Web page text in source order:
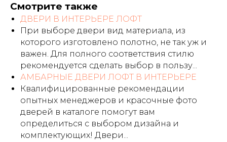
Смотрите также
ДВЕРИ В ИНТЕРЬЕРЕ ЛОФТ
При выборе двери вид материала, из
которого изготовлено полотно, не так уж и
важен. Для полного соответствия стилю
рекомендуется сделать выбор в пользу...
АМБАРНЫЕ ДВЕРИ ЛОФТ В ИНТЕРЬЕРЕ
Квалифицированные рекомендации
опытных менеджеров и красочные фото
дверей в каталоге помогут вам
определиться с выбором дизайна и
комплектующих! Двери...